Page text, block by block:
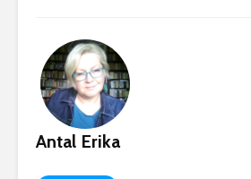
Antal Erika